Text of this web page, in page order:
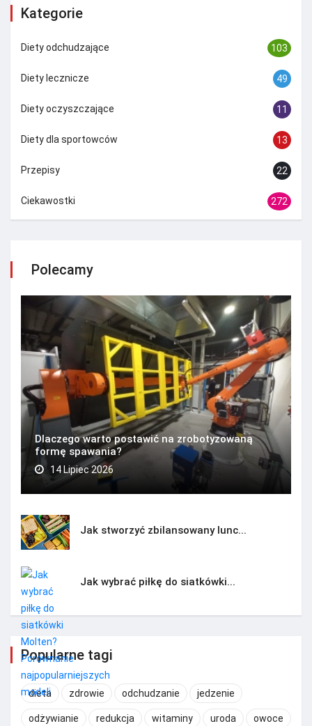
Kategorie
Diety odchudzające 103
Diety lecznicze 49
Diety oczyszczające 11
Diety dla sportowców 13
Przepisy 22
Ciekawostki 272
Polecamy
Dlaczego warto postawić na zrobotyzowaną
formę spawania?
14 Lipiec 2026
Jak stworzyć zbilansowany lunc...
Jak wybrać piłkę do siatkówki...
Popularne tagi
dieta zdrowie odchudzanie jedzenie
odżywianie redukcja witaminy uroda owoce